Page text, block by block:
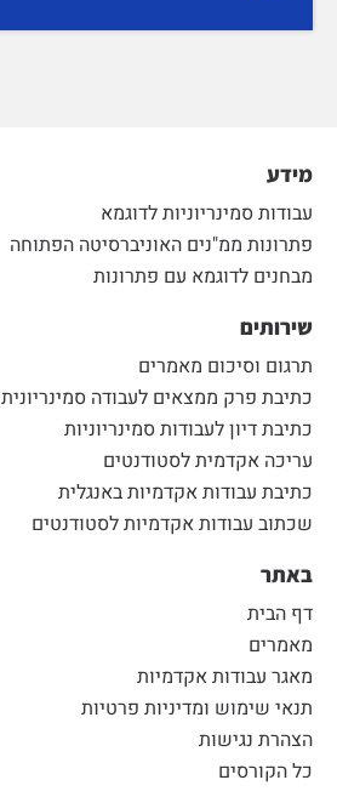
מידע
עבודות סמינריוניות לדוגמא
פתרונות ממ"נים האוניברסיטה הפתוחה
מבחנים לדוגמא עם פתרונות
שירותים
תרגום וסיכום מאמרים
כתיבת פרק ממצאים לעבודה סמינריונית
כתיבת דיון לעבודות סמינריוניות
עריכה אקדמית לסטודנטים
כתיבת עבודות אקדמיות באנגלית
שכתוב עבודות אקדמיות לסטודנטים
באתר
דף הבית
מאמרים
מאגר עבודות אקדמיות
תנאי שימוש ומדיניות פרטיות
הצהרת נגישות
כל הקורסים